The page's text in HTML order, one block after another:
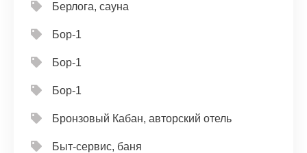
Берлога, сауна
Бор-1
Бор-1
Бор-1
Бронзовый Кабан, авторский отель
Быт-сервис, баня